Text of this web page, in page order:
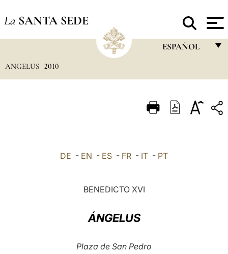
La SANTA SEDE
ESPAÑOL
ITALIANO
ANGELUS 2010
DE - EN - ES - FR - IT - PT
BENEDICTO XVI
ÁNGELUS
Plaza de San Pedro